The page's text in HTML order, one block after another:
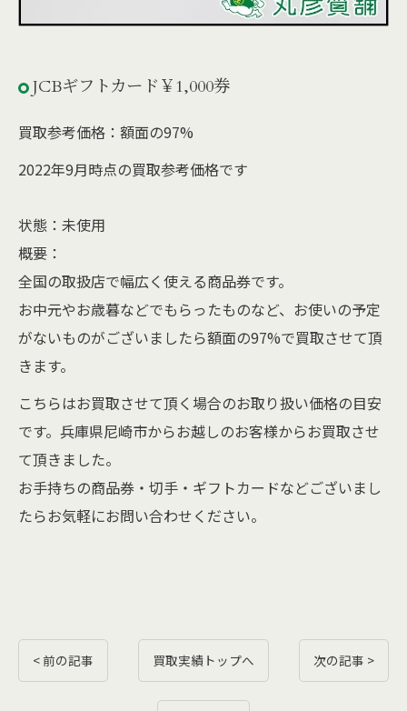
JCBギフトカード￥1,000券
買取参考価格：額面の97%
2022年9月時点の買取参考価格です
状態：未使用
概要：
全国の取扱店で幅広く使える商品券です。
お中元やお歳暮などでもらったものなど、お使いの予定
がないものがございましたら額面の97%で買取させて頂
きます。
こちらはお買取させて頂く場合のお取り扱い価格の目安
です。兵庫県尼崎市からお越しのお客様からお買取させ
て頂きました。
お手持ちの商品券・切手・ギフトカードなどございまし
たらお気軽にお問い合わせください。
< 前の記事 買取実績トップへ 次の記事 >